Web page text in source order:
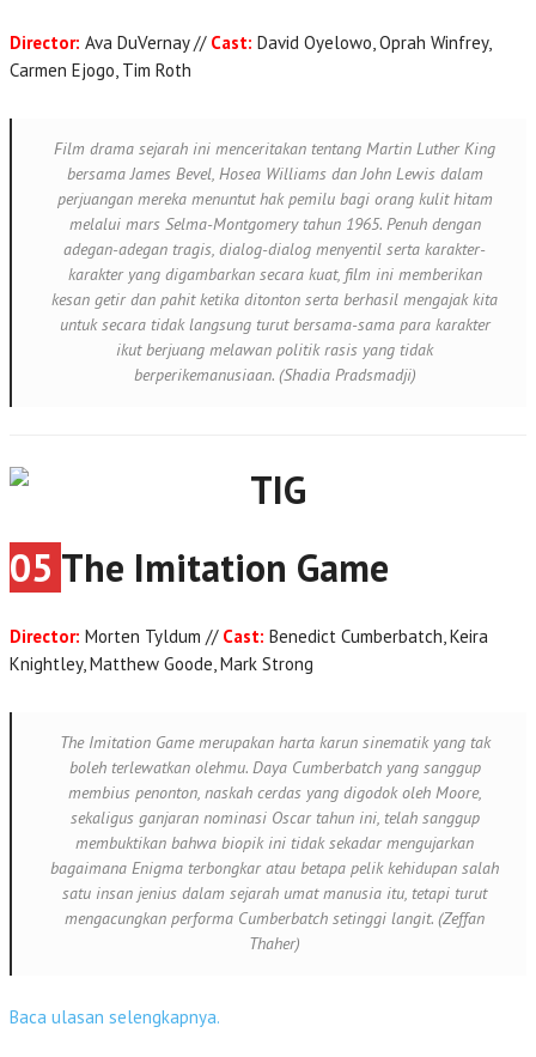
Director: Ava DuVernay // Cast: David Oyelowo, Oprah Winfrey,
Carmen Ejogo, Tim Roth
Film drama sejarah ini menceritakan tentang Martin Luther King
bersama James Bevel, Hosea Williams dan John Lewis dalam
perjuangan mereka menuntut hak pemilu bagi orang kulit hitam
melalui mars Selma-Montgomery tahun 1965. Penuh dengan
adegan-adegan tragis, dialog-dialog menyentil serta karakter-
karakter yang digambarkan secara kuat, film ini memberikan
kesan getir dan pahit ketika ditonton serta berhasil mengajak kita
untuk secara tidak langsung turut bersama-sama para karakter
ikut berjuang melawan politik rasis yang tidak
berperikemanusiaan. (Shadia Pradsmadji)
05 The Imitation Game
Director: Morten Tyldum // Cast: Benedict Cumberbatch, Keira
Knightley, Matthew Goode, Mark Strong
The Imitation Gamemerupakan harta karun sinematik yang tak
boleh terlewatkan olehmu. Daya Cumberbatch yang sanggup
membius penonton, naskah cerdas yang digodok oleh Moore,
sekaligus ganjaran nominasi Oscar tahun ini, telah sanggup
membuktikan bahwa biopik ini tidak sekadar mengujarkan
bagaimana Enigma terbongkar atau betapa pelik kehidupan salah
satu insan jenius dalam sejarah umat manusia itu, tetapi turut
mengacungkan performa Cumberbatch setinggi langit. (Zeffan
Thaher)
Baca ulasan selengkapnya.